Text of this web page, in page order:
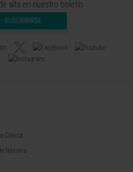
alta en nuestro boletín
SUSCRIBIRSE
Clínica
Navarra